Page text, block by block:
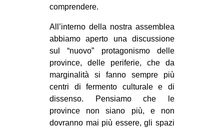
comprendere.
All’interno della nostra assemblea
abbiamo aperto una discussione
sul “nuovo” protagonismo delle
province, delle periferie, che da
marginalità si fanno sempre più
centri di fermento culturale e di
dissenso. Pensiamo che le
province non siano più, e non
dovranno mai più essere, gli spazi